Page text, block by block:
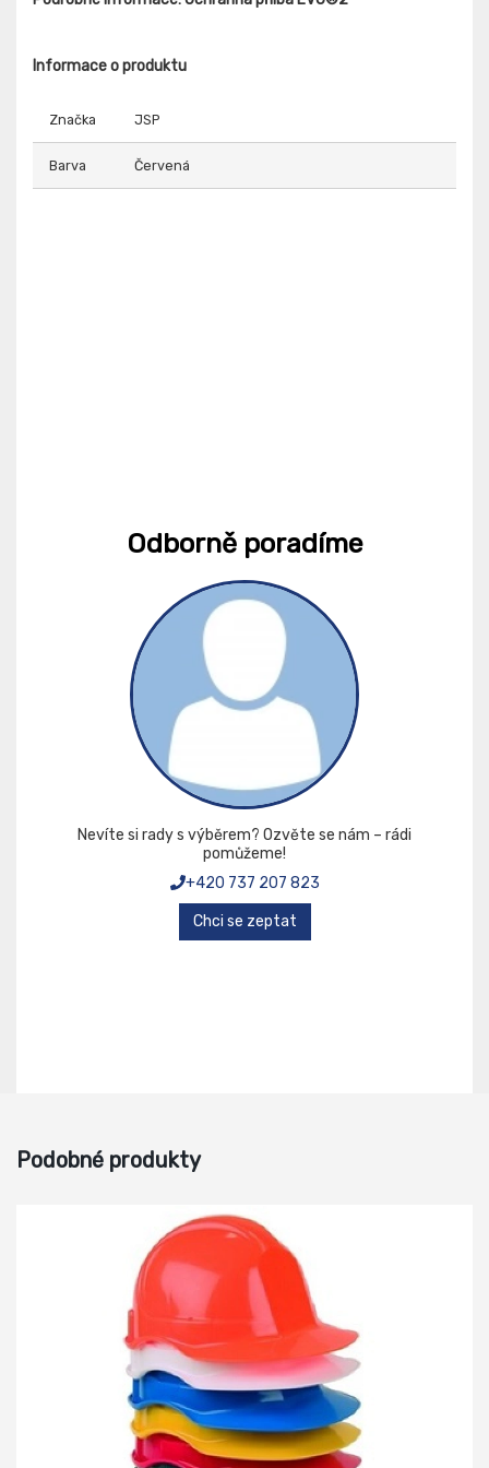
Informace o produktu
Značka JSP
Barva Červená
Odborně poradíme
Nevíte si rady s výběrem? Ozvěte se nám – rádi
pomůžeme!
+420 737 207 823
Chci se zeptat
Podobné produkty